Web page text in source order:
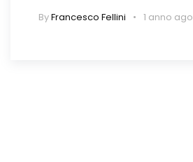
ByFrancesco Fellini 1 anno ago